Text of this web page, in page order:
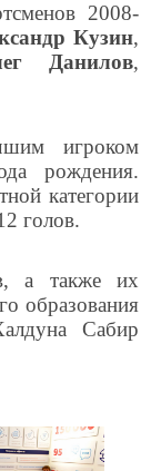
2008-
Кузин,
Данилов,
игроком
рождения.
категории
голов.
а также их
образования
Сабир